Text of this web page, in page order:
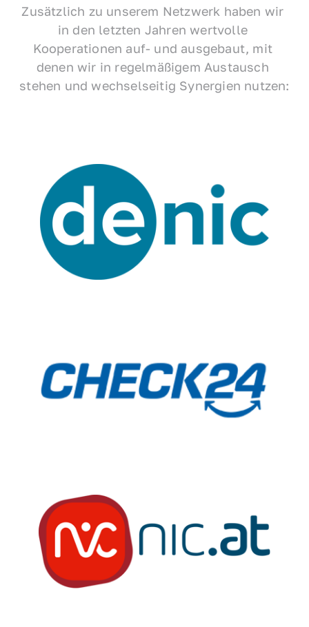
Zusätzlich zu unserem Netzwerk haben wir
in den letzten Jahren wertvolle
Kooperationen auf- und ausgebaut, mit
denen wir in regelmäßigem Austausch
stehen und wechselseitig Synergien nutzen: